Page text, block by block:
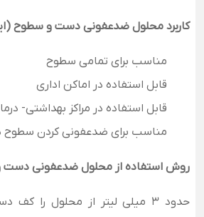
کاربرد محلول ضدعفونی دست و سطوح
مناسب برای تمامی سطوح
قابل استفاده در اماکن اداری
قابل استفاده در مراکز بهداشتی-
مناسب برای ضدعفونی کردن سطوح
روش استفاده از محلول ضدعفونی دست
حدود 3 میلی لیتر از محلول